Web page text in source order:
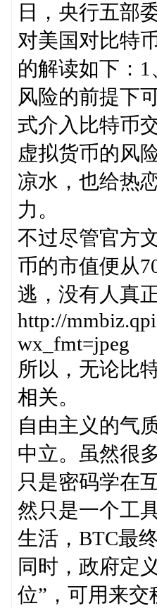
日，央行五部
对美国对比特
的解读如下：
风险的前提下
式介入比特币
虚拟货币的风
凉水，也给热
力。
不过尽管官方
币的市值便从
逃，没有人真
http://
wx_fmt=jpeg
所以，无论比
相关。
自由主义的气
中立。虽然很
只是密码学在
然只是一个工
生活，BTC最
同时，政府定
位”，可用来